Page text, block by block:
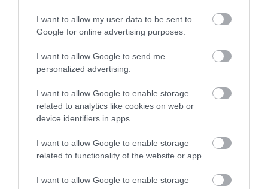
I want to allow my user data to be sent to
Google for online advertising purposes.
I want to allow Google to send me
personalized advertising.
I want to allow Google to enable storage
related to analytics like cookies on web or
device identifiers in apps.
I want to allow Google to enable storage
related to functionality of the website or app.
I want to allow Google to enable storage
Második világháborús MG-42 géppuskát emeltek ki a
Dunából - a rendőrség lefoglalta
keretszerződését
Megérkezett az eső a Duna vízgyűjtőjére
Újabb két gyanúsítottat fogtak el a 600 milliós
ingatlanmaffia ügyében
Vizes Eb - Megvan az első magyar arany, a nyíltvízi úszó
Magyar Péter: Tízéves mélypontra csökkent az infláció
top cikkek: